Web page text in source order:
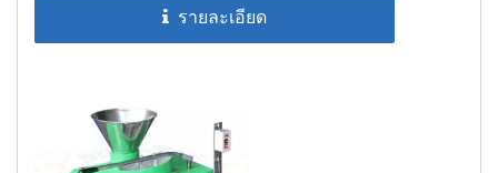
รายละเอียด